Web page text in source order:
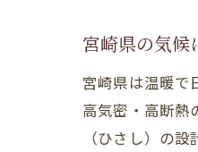
宮崎県の気候
宮崎県は温暖で
高気密・高断熱
（ひさし）の